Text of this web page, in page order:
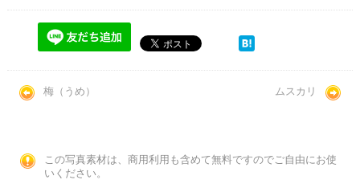
梅（うめ） ムスカリ
この写真素材は、商用利用も含めて無料ですのでご自由にお使
いください。